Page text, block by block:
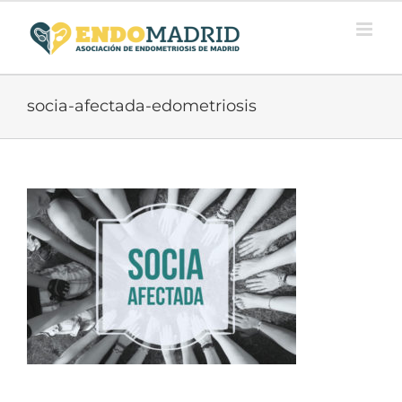
contenido
socia-afectada-edometriosis